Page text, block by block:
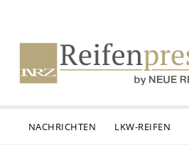
NACHRICHTEN LKW-REIFEN